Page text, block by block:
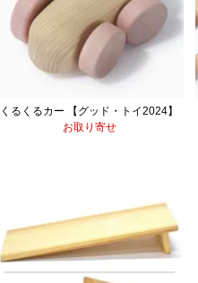
くるくるカー 【グッド・トイ2024】
お取り寄せ